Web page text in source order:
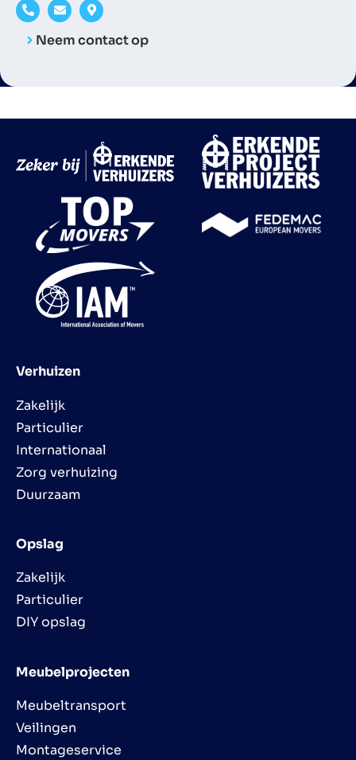
Neem contact op
Verhuizen
Zakelijk
Particulier
Internationaal
Zorg verhuizing
Duurzaam
Opslag
Zakelijk
Particulier
DIY opslag
Meubelprojecten
Meubeltransport
Veilingen
Montageservice